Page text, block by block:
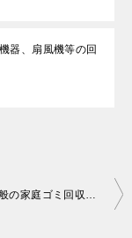
器、扇風機等の回
松山市に一般の家庭ゴミ回収に伺ったお客様の感想